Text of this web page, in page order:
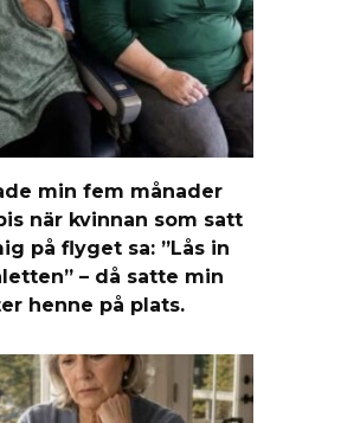
min fem månader
när kvinnan som satt
på flyget sa: ”Lås in
– då satte min
henne på plats.